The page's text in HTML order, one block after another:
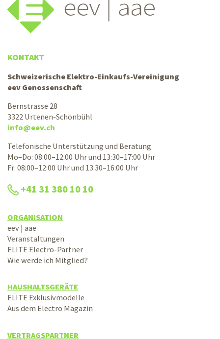
KONTAKT
Schweizerische Elektro-Einkaufs-Vereinigung
eev Genossenschaft
Bernstrasse 28
3322 Urtenen-Schönbühl
info@eev.ch
Telefonische Unterstützung und Beratung
Mo–Do: 08:00–12:00 Uhr und 13:30–17:00 Uhr
Fr: 08:00–12:00 Uhr und 13:30–16:00 Uhr
+41 31 380 10 10
ORGANISATION
eev | aae
Veranstaltungen
ELITE Electro-Partner
Wie werde ich Mitglied?
HAUSHALTSGERÄTE
ELITE Exklusivmodelle
Aus dem Electro Magazin
VERTRAGSPARTNER